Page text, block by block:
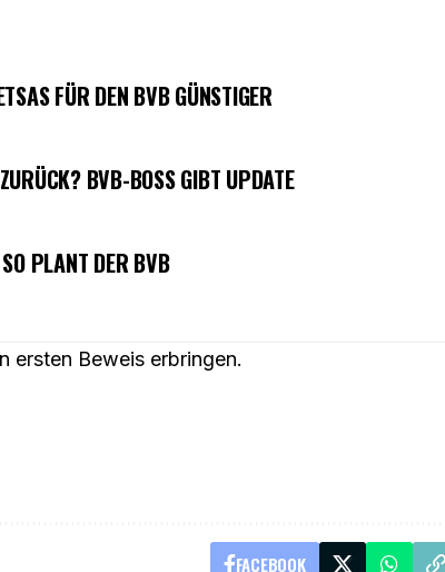
FÜR DEN BVB GÜNSTIGER
BVB-BOSS GIBT UPDATE
PLANT DER BVB
ersten Beweis erbringen.
FACEBOOK